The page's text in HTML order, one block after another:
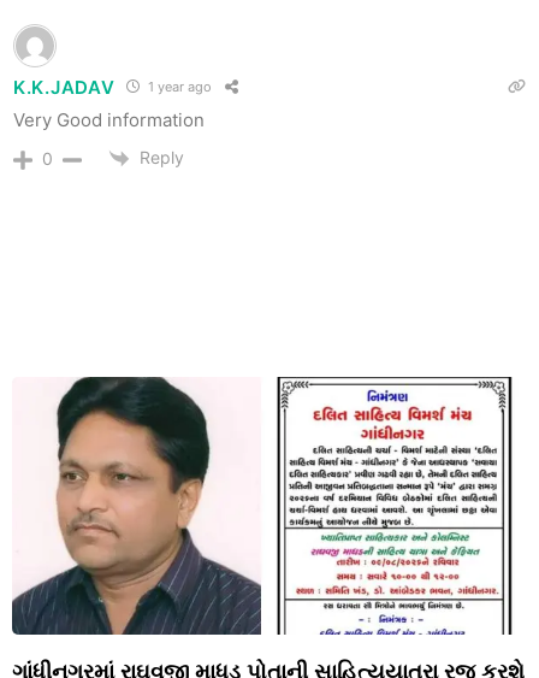
K.K.JADAV 1 year ago
Very Good information
0 Reply
ગાંધીનગરમાં રાઘવજી માધડ પોતાની સાહિત્યયાત્રા રજૂ કરશે